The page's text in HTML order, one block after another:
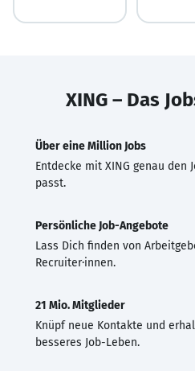
XING – Das
Über eine Million Jobs
Entdecke mit XING genau den
passt.
Persönliche Job-Angebote
Lass Dich finden von
Recruiter·innen.
21 Mio. Mitglieder
Knüpf neue Kontakte und
besseres Job-Leben.